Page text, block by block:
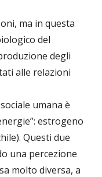
ma in questa
del
degli
alle relazioni
umana è
estrogeno
Questi due
una percezione
molto diversa, a